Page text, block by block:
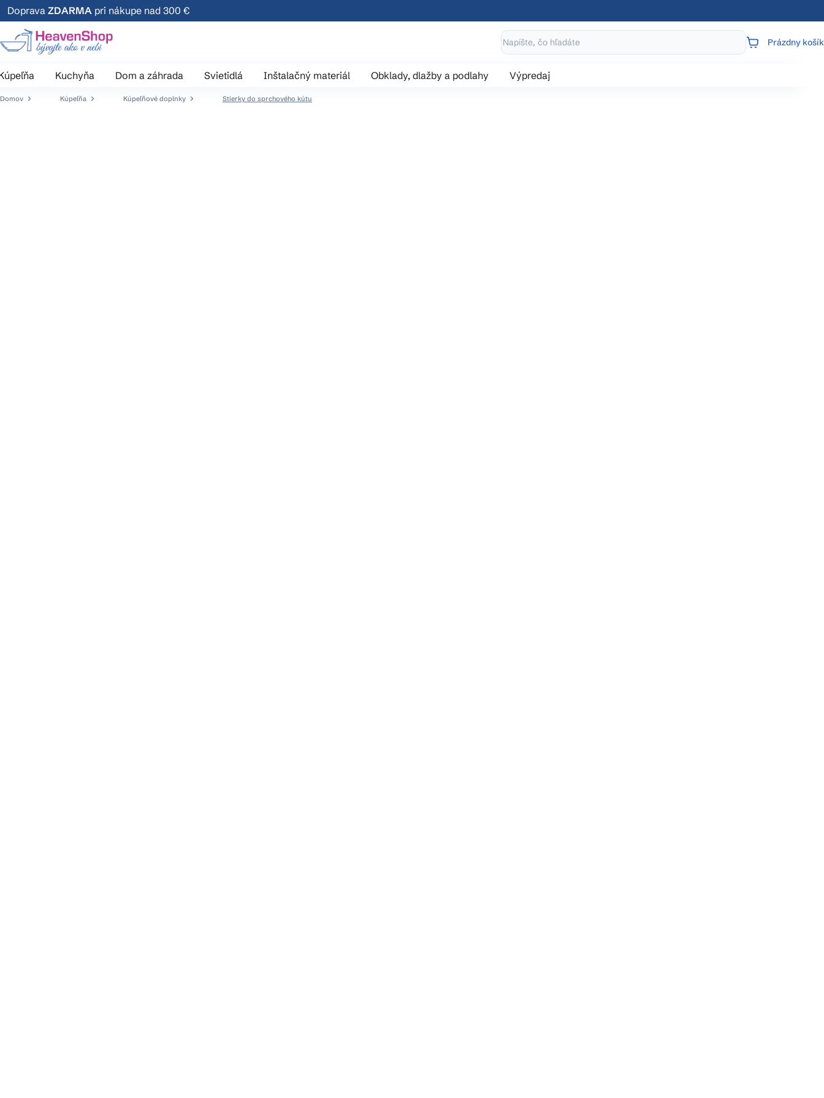
Prejsť
na
obsah
Doprava ZDARMA pri nákupe nad 300 €
NÁKUPNÝ
Prázdny košík
Kuchyňa Dom a záhrada Svietidlá Inštalačný materiál Obklady, dlažby a podlahy Výpredaj
Domov Kúpeľňa Kúpeľňové doplnky Stierky do sprchového kútu